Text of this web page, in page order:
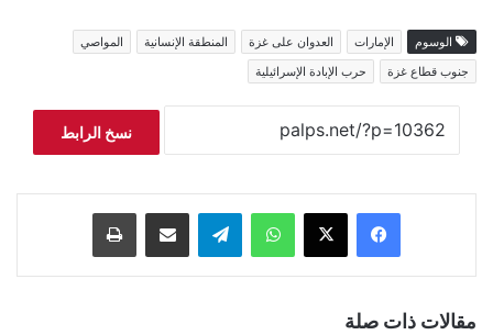
الوسوم الإمارات العدوان على غزة المنطقة الإنسانية
المواصي
جنوب قطاع غزة
حرب الإبادة الإسرائيلية
نسخ الرابط
فيسبوك ‫X واتساب تيلقرام مشاركة عبر البريد طباعة
مقالات ذات صلة